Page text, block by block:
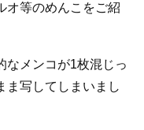
オ等のめんこをご紹
なメンコが1枚混じっ
ま写してしまいまし